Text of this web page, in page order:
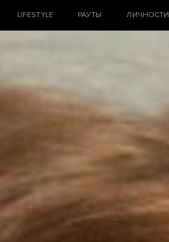
LIFESTYLE РАУТЫ ЛИЧНОСТИ